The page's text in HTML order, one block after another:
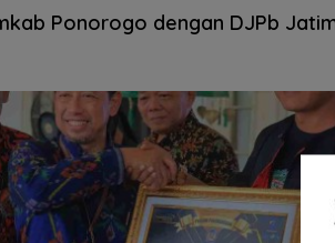
Ponorogo dengan DJPb